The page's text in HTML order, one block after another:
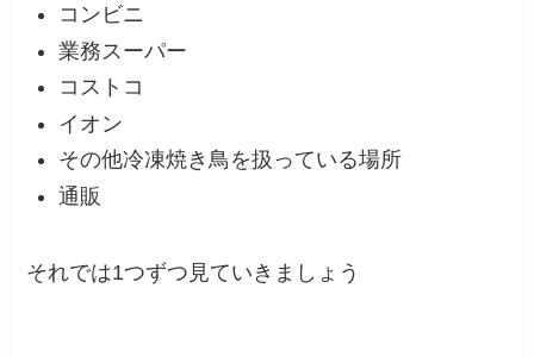
コンビニ
業務スーパー
コストコ
イオン
その他冷凍焼き鳥を扱っている場所
通販
それでは1つずつ見ていきましょう